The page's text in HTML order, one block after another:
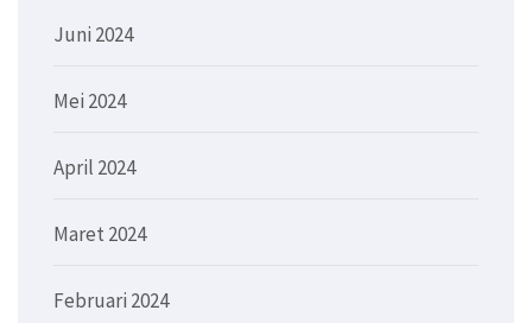
Juni 2024
Mei 2024
April 2024
Maret 2024
Februari 2024